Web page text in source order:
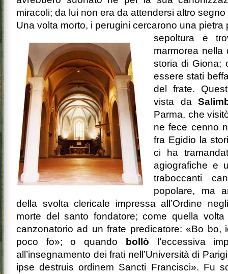
miracoli; da lui non era da attendersi altro
Una volta morto, i perugini cercarono una pietra
sepoltura e
marmorea nella
storia di Giona;
essere stati
del frate.
vista da
Parma, che
ne fece cenno
fra Egidio la
ci ha
agiografiche e
traboccanti
popolare, ma
della svolta clericale impressa all’Ordine
morte del santo fondatore; come quella
canzonatorio ad un frate predicatore: «Bo bo,
poco fo»; o quando
bollò l’eccessiva
all’insegnamento dei frati nell’Università di
ipse destruis ordinem Sancti Francisci». Fu